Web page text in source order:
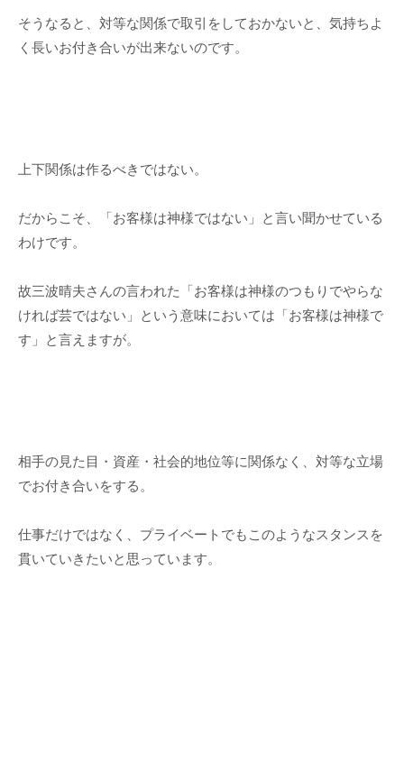
そうなると、対等な関係で取引をしておかないと、気持ちよ
く長いお付き合いが出来ないのです。
上下関係は作るべきではない。
だからこそ、「お客様は神様ではない」と言い聞かせている
わけです。
故三波晴夫さんの言われた「お客様は神様のつもりでやらな
ければ芸ではない」という意味においては「お客様は神様で
す」と言えますが。
相手の見た目・資産・社会的地位等に関係なく、対等な立場
でお付き合いをする。
仕事だけではなく、プライベートでもこのようなスタンスを
貫いていきたいと思っています。